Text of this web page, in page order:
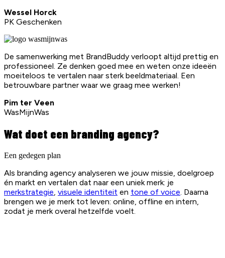
Wessel Horck
PK Geschenken
De samenwerking met BrandBuddy verloopt altijd prettig en
professioneel. Ze denken goed mee en weten onze ideeën
moeiteloos te vertalen naar sterk beeldmateriaal. Een
betrouwbare partner waar we graag mee werken!
Pim ter Veen
WasMijnWas
Wat doet een branding agency?
Een gedegen plan
Als branding agency analyseren we jouw missie, doelgroep
én markt en vertalen dat naar een uniek merk: je
merkstrategie, visuele identiteit en tone of voice. Daarna
brengen we je merk tot leven: online, offline en intern,
zodat je merk overal hetzelfde voelt.